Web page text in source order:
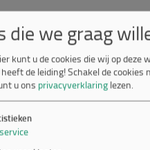
zonder enige
gestolen en dit
statistieken er
er sneller gekraakt!
die we graag
kunt u de cookies die wij op deze
heeft de leiding! Schakel de cookies
u ons privacyverklaring lezen.
service